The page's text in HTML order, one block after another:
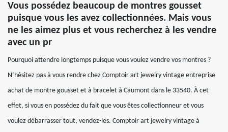
Vous possédez beaucoup de montres gousset
puisque vous les avez collectionnées. Mais vous
ne les aimez plus et vous recherchez à les vendre
avec un pr
Pourquoi attendre longtemps puisque vous voulez vendre vos montres ?
N’hésitez pas à vous rendre chez Comptoir art jewelry vintage entreprise
achat de montre gousset et à bracelet à Caumont dans le 33540. À cet
effet, si vous en possédez du fait que vous êtes collectionneur et vous
voulez débarrasser tout, vendez-les. Comptoir art jewelry vintage à